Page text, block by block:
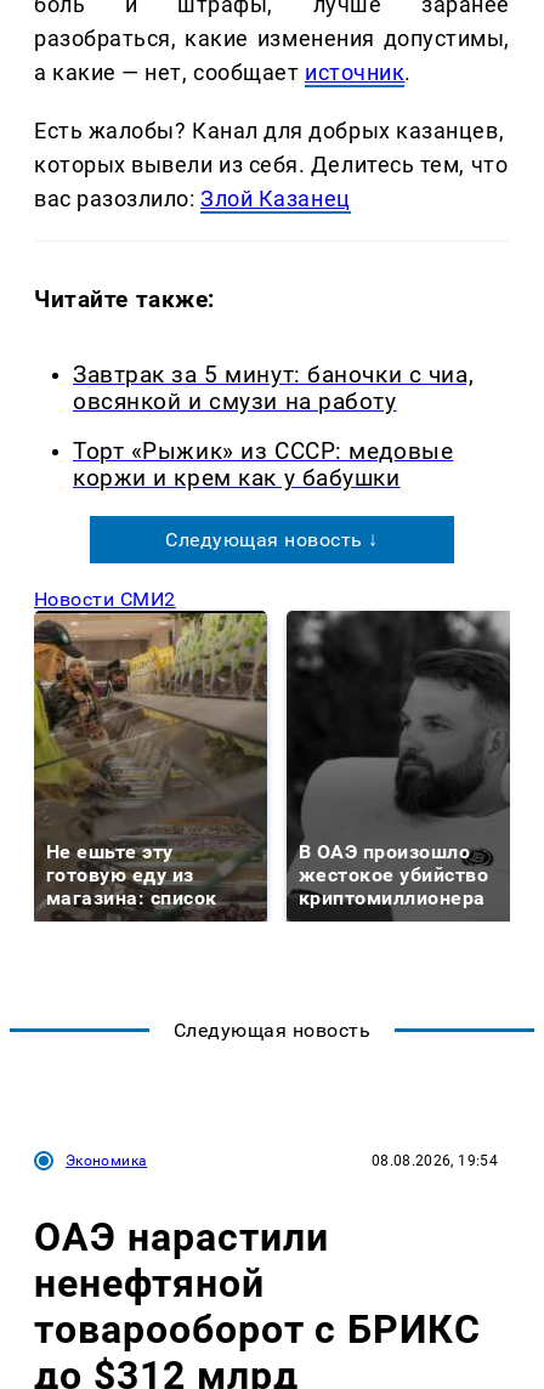
разобраться, какие изменения допустимы,
а какие — нет, сообщает источник.
Есть жалобы? Канал для добрых казанцев,
которых вывели из себя. Делитеcь тем, что
вас разозлило:Злой Казанец
Читайте также:
Завтрак за 5 минут: баночки с чиа,
овсянкой и смузи на работу
Торт «Рыжик» из СССР: медовые
коржи и крем как у бабушки
Следующая новость ↓
Новости СМИ2
Не ешьте эту
готовую еду из
магазина: список
В ОАЭ произошло
жестокое убийство
криптомиллионера
Следующая новость
Экономика 08.08.2026, 19:54
ОАЭ нарастили
ненефтяной
товарооборот с БРИКС
до $312 млрд